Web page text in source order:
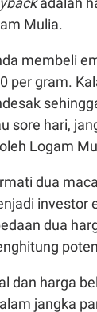
Mulia.
membeli
per gram.
sore hari,
Logam
dua
investor
dua
dan harga
jangka